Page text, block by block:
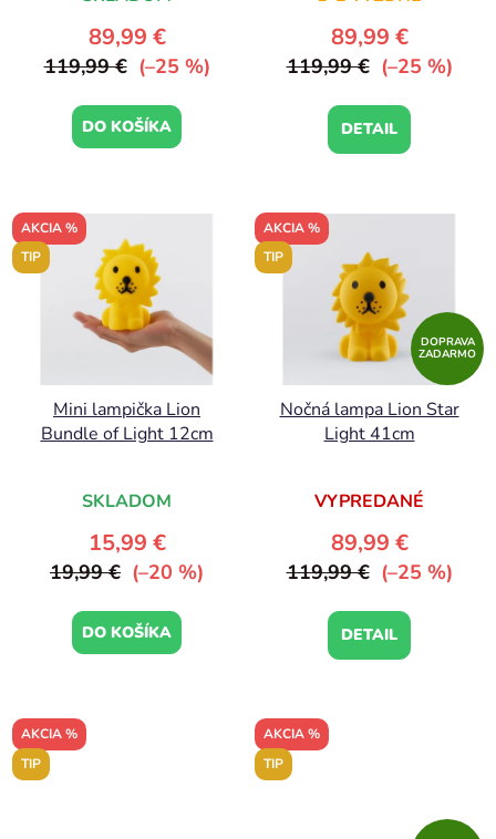
89,99 €
119,99 € (–25 %)
DO KOŠÍKA
89,99 €
119,99 € (–25 %)
DETAIL
AKCIA %
TIP
Mini lampička Lion
Bundle of Light 12cm
SKLADOM
15,99 €
19,99 € (–20 %)
DO KOŠÍKA
AKCIA %
TIP
DOPRAVA
ZADARMO
Nočná lampa Lion Star
Light 41cm
VYPREDANÉ
89,99 €
119,99 € (–25 %)
DETAIL
AKCIA %
TIP
AKCIA %
TIP